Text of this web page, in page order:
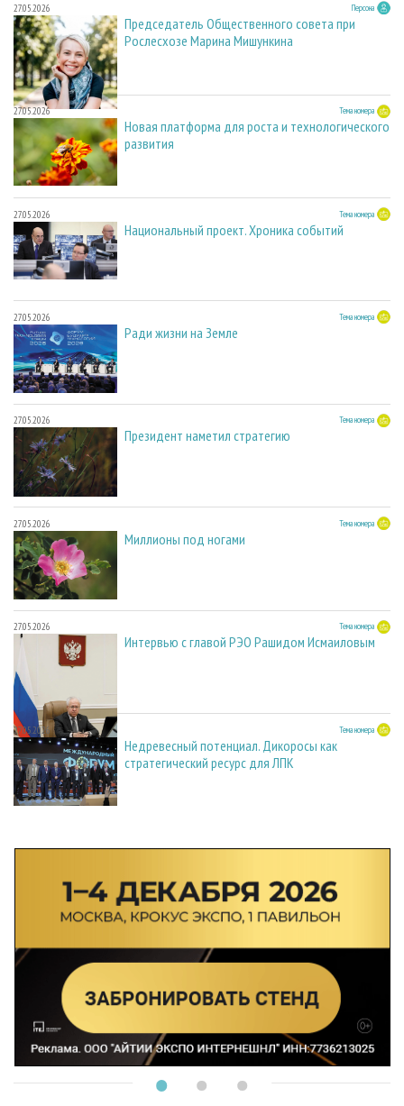
27.05.2026 Персона
Председатель Общественного совета при
Рослесхозе Марина Мишункина
27.05.2026 Тема номера
Новая платформа для роста и технологического
развития
27.05.2026 Тема номера
Национальный проект. Хроника событий
27.05.2026 Тема номера
Ради жизни на Земле
27.05.2026 Тема номера
Президент наметил стратегию
27.05.2026 Тема номера
Миллионы под ногами
27.05.2026 Тема номера
Интервью с главой РЭО Рашидом Исмаиловым
27.05.2026 Тема номера
Недревесный потенциал. Дикоросы как
стратегический ресурс для ЛПК